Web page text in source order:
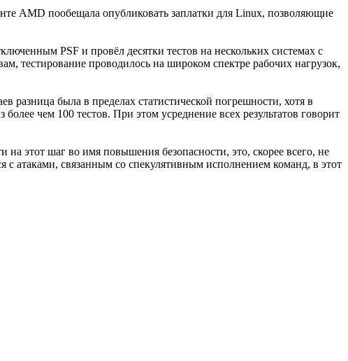
AMD пообещала опубликовать заплатки для Linux, позволяющие
PSF и провёл десятки тестов на нескольких системах с
тестирование проводилось на широком спектре рабочих нагрузок,
разница была в пределах статистической погрешности, хотя в
чем 100 тестов. При этом усреднение всех результатов говорит
этот шаг во имя повышения безопасности, это, скорее всего, не
с атаками, связанным со спекулятивным исполнением команд, в этот